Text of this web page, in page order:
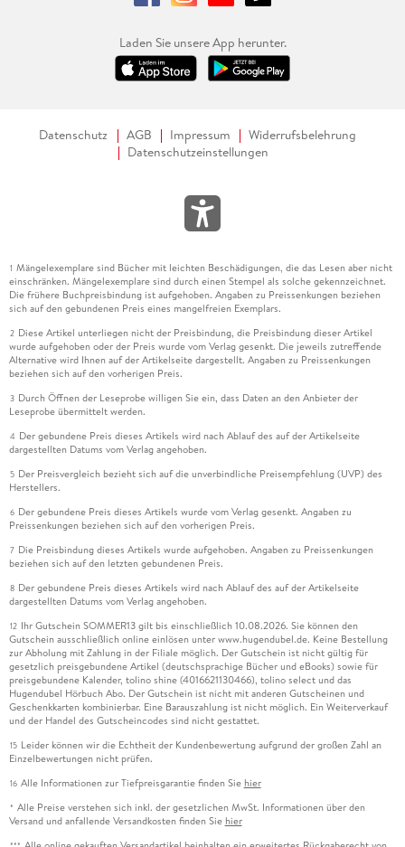
Laden Sie unsere App herunter.
Datenschutz AGB Impressum
Widerrufsbelehrung
Datenschutzeinstellungen
1 Mängelexemplare sind Bücher mit leichten Beschädigungen, die das Lesen aber nicht
einschränken. Mängelexemplare sind durch einen Stempel als solche gekennzeichnet.
Die frühere Buchpreisbindung ist aufgehoben. Angaben zu Preissenkungen beziehen
sich auf den gebundenen Preis eines mangelfreien Exemplars.
2 Diese Artikel unterliegen nicht der Preisbindung, die Preisbindung dieser Artikel
wurde aufgehoben oder der Preis wurde vom Verlag gesenkt. Die jeweils zutreffende
Alternative wird Ihnen auf der Artikelseite dargestellt. Angaben zu Preissenkungen
beziehen sich auf den vorherigen Preis.
3 Durch Öffnen der Leseprobe willigen Sie ein, dass Daten an den Anbieter der
Leseprobe übermittelt werden.
4 Der gebundene Preis dieses Artikels wird nach Ablauf des auf der Artikelseite
dargestellten Datums vom Verlag angehoben.
5 Der Preisvergleich bezieht sich auf die unverbindliche Preisempfehlung (UVP) des
Herstellers.
6 Der gebundene Preis dieses Artikels wurde vom Verlag gesenkt. Angaben zu
Preissenkungen beziehen sich auf den vorherigen Preis.
7 Die Preisbindung dieses Artikels wurde aufgehoben. Angaben zu Preissenkungen
beziehen sich auf den letzten gebundenen Preis.
8 Der gebundene Preis dieses Artikels wird nach Ablauf des auf der Artikelseite
dargestellten Datums vom Verlag angehoben.
12 Ihr Gutschein SOMMER13 gilt bis einschließlich 10.08.2026. Sie können den
Gutschein ausschließlich online einlösen unter www.hugendubel.de. Keine Bestellung
zur Abholung mit Zahlung in der Filiale möglich. Der Gutschein ist nicht gültig für
gesetzlich preisgebundene Artikel (deutschsprachige Bücher und eBooks) sowie für
preisgebundene Kalender, tolino shine (4016621130466), tolino select und das
Hugendubel Hörbuch Abo. Der Gutschein ist nicht mit anderen Gutscheinen und
Geschenkkarten kombinierbar. Eine Barauszahlung ist nicht möglich. Ein Weiterverkauf
und der Handel des Gutscheincodes sind nicht gestattet.
15 Leider können wir die Echtheit der Kundenbewertung aufgrund der großen Zahl an
Einzelbewertungen nicht prüfen.
16 Alle Informationen zur Tiefpreisgarantie finden Sie hier
* Alle Preise verstehen sich inkl. der gesetzlichen MwSt. Informationen über den
Versand und anfallende Versandkosten finden Sie hier